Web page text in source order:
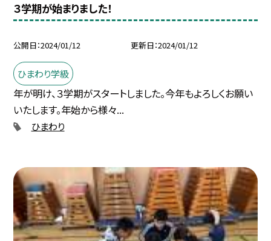
３学期が始まりました！
公開日 2024/01/12 更新日 2024/01/12
ひまわり学級
年が明け、３学期がスタートしました。今年もよろしくお願い
いたします。年始から様々...
ひまわり